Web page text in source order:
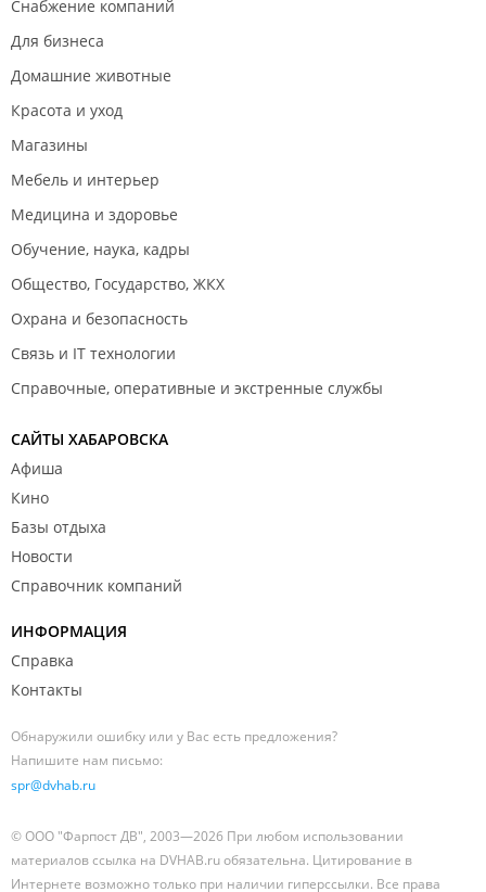
Снабжение компаний
Для бизнеса
Домашние животные
Красота и уход
Магазины
Мебель и интерьер
Медицина и здоровье
Обучение, наука, кадры
Общество, Государство, ЖКХ
Охрана и безопасность
Связь и IT технологии
Справочные, оперативные и экстренные службы
САЙТЫ ХАБАРОВСКА
Афиша
Кино
Базы отдыха
Новости
Справочник компаний
ИНФОРМАЦИЯ
Справка
Контакты
Обнаружили ошибку или у Вас есть предложения?
Напишите нам письмо:
spr@dvhab.ru
© ООО "Фарпост ДВ", 2003—2026 При любом использовании
материалов ссылка на DVHAB.ru обязательна. Цитирование в
Интернете возможно только при наличии гиперссылки. Все права